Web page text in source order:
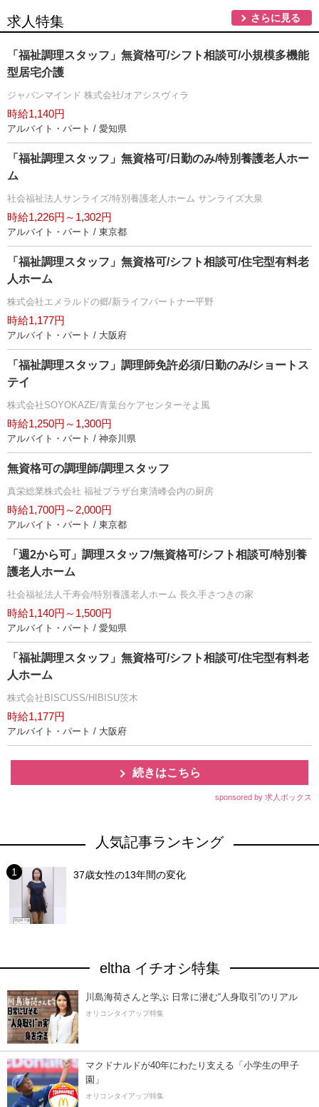
求人特集 さらに見る
「福祉調理スタッフ」無資格可/シフト相談可/小規模多機能
型居宅介護
ジャパンマインド 株式会社/オアシスヴィラ
時給1,140円
アルバイト・パート / 愛知県
「福祉調理スタッフ」無資格可/日勤のみ/特別養護老人ホー
ム
社会福祉法人サンライズ/特別養護老人ホーム サンライズ大泉
時給1,226円～1,302円
アルバイト・パート / 東京都
「福祉調理スタッフ」無資格可/シフト相談可/住宅型有料老
人ホーム
株式会社エメラルドの郷/新ライフパートナー平野
時給1,177円
アルバイト・パート / 大阪府
「福祉調理スタッフ」調理師免許必須/日勤のみ/ショートス
テイ
株式会社SOYOKAZE/青葉台ケアセンターそよ風
時給1,250円～1,300円
アルバイト・パート / 神奈川県
無資格可の調理師/調理スタッフ
真栄総業株式会社 福祉プラザ台東清峰会内の厨房
時給1,700円～2,000円
アルバイト・パート / 東京都
「週2から可」調理スタッフ/無資格可/シフト相談可/特別養
護老人ホーム
社会福祉法人千寿会/特別養護老人ホーム 長久手さつきの家
時給1,140円～1,500円
アルバイト・パート / 愛知県
「福祉調理スタッフ」無資格可/シフト相談可/住宅型有料老
人ホーム
株式会社BISCUSS/HIBISU茨木
時給1,177円
アルバイト・パート / 大阪府
続きはこちら
sponsored by 求人ボックス
人気記事ランキング
37歳女性の13年間の変化
eltha イチオシ特集
川島海荷さんと学ぶ 日常に潜む“人身取引”のリアル
オリコンタイアップ特集
マクドナルドが40年にわたり支える「小学生の甲子
園」
オリコンタイアップ特集